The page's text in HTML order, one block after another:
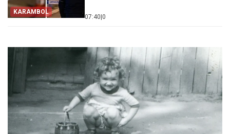
KARAMBOL
07:40|0